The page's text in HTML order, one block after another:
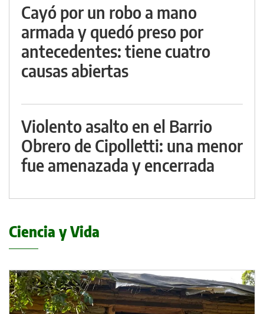
Cayó por un robo a mano
armada y quedó preso por
antecedentes: tiene cuatro
causas abiertas
Violento asalto en el Barrio
Obrero de Cipolletti: una menor
fue amenazada y encerrada
Ciencia y Vida